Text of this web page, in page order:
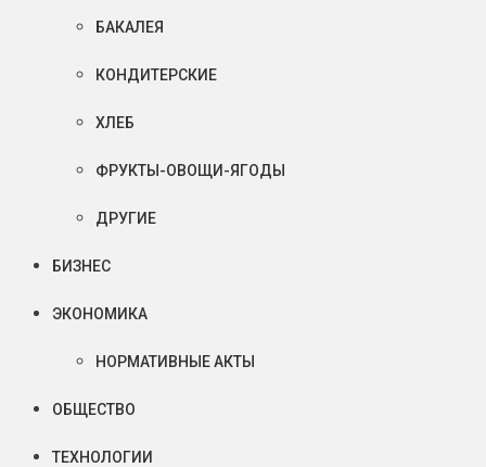
БАКАЛЕЯ
КОНДИТЕРСКИЕ
ХЛЕБ
ФРУКТЫ-ОВОЩИ-ЯГОДЫ
ДРУГИЕ
БИЗНЕС
ЭКОНОМИКА
НОРМАТИВНЫЕ АКТЫ
ОБЩЕСТВО
ТЕХНОЛОГИИ